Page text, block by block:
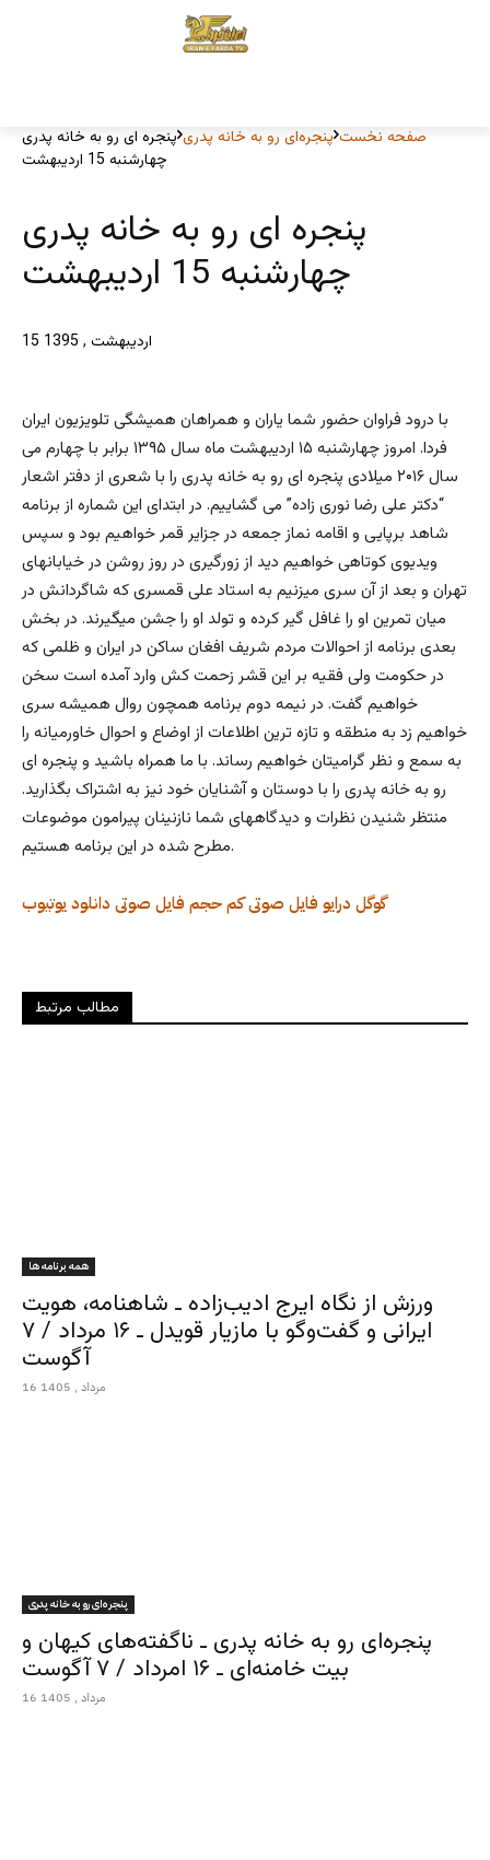
صفحه نخست پنجره‌ای رو به خانه پدری پنجره ای رو به خانه پدری
چهارشنبه 15 اردیبهشت
پنجره ای رو به خانه پدری
چهارشنبه 15 اردیبهشت
15 اردیبهشت , 1395
با درود فراوان حضور شما یاران و همراهان همیشگی تلویزیون ایران
فردا. امروز چهارشنبه ۱۵ اردیبهشت ماه سال ۱۳۹۵ برابر با چهارم می
سال ۲۰۱۶ میلادی پنجره ای رو به خانه پدری را با شعری از دفتر اشعار
“دکتر علی رضا نوری زاده” می گشاییم. در ابتدای این شماره از برنامه
شاهد برپایی و اقامه نماز جمعه در جزایر قمر خواهیم بود و سپس
ویدیوی کوتاهی خواهیم دید از زورگیری در روز روشن در خیابانهای
تهران و بعد از آن سری میزنیم به استاد علی قمسری که شاگردانش در
میان تمرین او را غافل گیر کرده و تولد او را جشن میگیرند. در بخش
بعدی برنامه از احوالات مردم شریف افغان ساکن در ایران و ظلمی که
در حکومت ولی فقیه بر این قشر زحمت کش وارد آمده است سخن
خواهیم گفت. در نیمه دوم برنامه همچون روال همیشه سری
خواهیم زد به منطقه و تازه ترین اطلاعات از اوضاع و احوال خاورمیانه را
به سمع و نظر گرامیتان خواهیم رساند. با ما همراه باشید و پنجره ای
رو به خانه پدری را با دوستان و آشنایان خود نیز به اشتراک بگذارید.
منتظر شنیدن نظرات و دیدگاههای شما نازنینان پیرامون موضوعات
مطرح شده در این برنامه هستیم.
یوتیوب دانلود فایل صوتی فایل صوتی کم حجم گوگل درایو
مطالب مرتبط
همه برنامه ها
ورزش از نگاه ایرج ادیب‌زاده ـ شاهنامه، هویت
ایرانی و گفت‌وگو با مازیار قویدل ـ ۱۶ مرداد / ۷
آگوست
16 مرداد , 1405
پنجره‌ای رو به خانه پدری
پنجره‌ای رو به خانه پدری ـ ناگفته‌های کیهان و
بیت خامنه‌ای ـ ۱۶ امرداد / ۷ آگوست
16 مرداد , 1405